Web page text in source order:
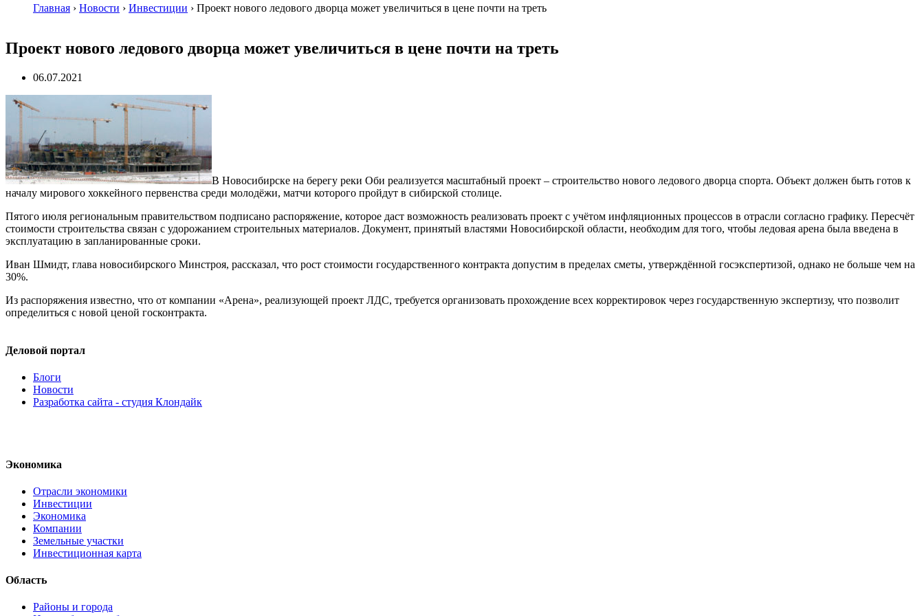
Главная › Новости › Инвестиции › Проект нового ледового дворца может увеличиться в цене почти на треть
Проект нового ледового дворца может увеличиться в цене почти на треть
06.07.2021
В Новосибирске на берегу реки Оби реализуется масштабный проект – строительство нового ледового дворца спорта. Объект должен быть готов к
началу мирового хоккейного первенства среди молодёжи, матчи которого пройдут в сибирской столице.
Пятого июля региональным правительством подписано распоряжение, которое даст возможность реализовать проект с учётом инфляционных процессов в отрасли согласно графику. Пересчёт
стоимости строительства связан с удорожанием строительных материалов. Документ, принятый властями Новосибирской области, необходим для того, чтобы ледовая арена была введена в
эксплуатацию в запланированные сроки.
Иван Шмидт, глава новосибирского Минстроя, рассказал, что рост стоимости государственного контракта допустим в пределах сметы, утверждённой госэкспертизой, однако не больше чем на
30%.
Из распоряжения известно, что от компании «Арена», реализующей проект ЛДС, требуется организовать прохождение всех корректировок через государственную экспертизу, что позволит
определиться с новой ценой госконтракта.
Деловой портал
Блоги
Новости
Разработка сайта - студия Клондайк
Экономика
Отрасли экономики
Инвестиции
Экономика
Компании
Земельные участки
Инвестиционная карта
Область
Районы и города